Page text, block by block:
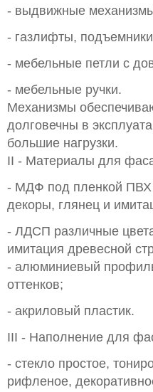
- выдвижные
- газлифты,
- мебельные петли с
- мебельные ручки.
Механизмы
долговечны в
большие нагрузки.
II - Материалы для
- МДФ под пленкой ПВХ
декоры, глянец и
- ЛДСП различные
имитация древесной
- алюминиевый
оттенков;
- акриловый пластик.
III - Наполнение для
- стекло простое,
рифленое,